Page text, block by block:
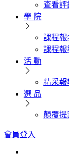
查看評
學 院
課程報
課程報
活 動
精采報
選 品
顛覆提
會員登入